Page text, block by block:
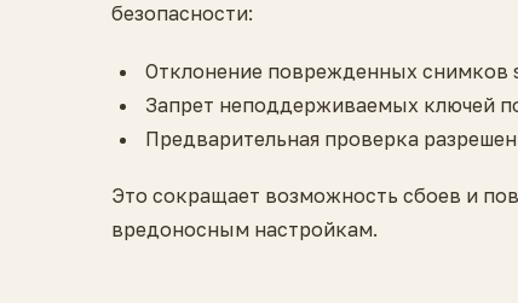
безопасности:
Отклонение поврежденных снимков
Запрет неподдерживаемых ключей
Предварительная проверка
Это сокращает возможность сбоев и
вредоносным настройкам.